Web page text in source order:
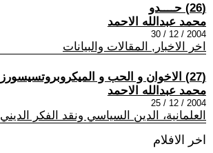
(26) حــــدو
محمد عبدالله الاحمد
2004 / 12 / 30
اخر الاخبار, المقالات والبيانات
(27) الاخوان و الحب و الميكروبروتسيسورز
محمد عبدالله الاحمد
2004 / 12 / 25
العلمانية، الدين السياسي ونقد الفكر الديني
اخر الافلام